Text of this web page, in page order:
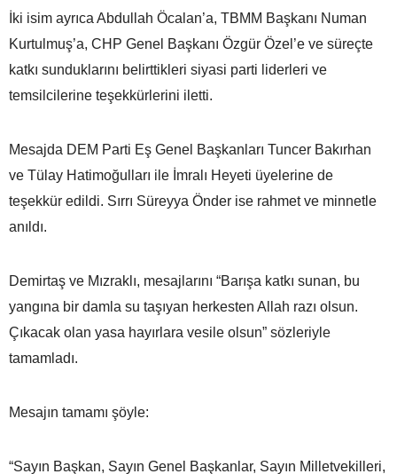
İki isim ayrıca Abdullah Öcalan’a, TBMM Başkanı Numan
Kurtulmuş’a, CHP Genel Başkanı Özgür Özel’e ve süreçte
katkı sunduklarını belirttikleri siyasi parti liderleri ve
temsilcilerine teşekkürlerini iletti.
Mesajda DEM Parti Eş Genel Başkanları Tuncer Bakırhan
ve Tülay Hatimoğulları ile İmralı Heyeti üyelerine de
teşekkür edildi. Sırrı Süreyya Önder ise rahmet ve minnetle
anıldı.
Demirtaş ve Mızraklı, mesajlarını “Barışa katkı sunan, bu
yangına bir damla su taşıyan herkesten Allah razı olsun.
Çıkacak olan yasa hayırlara vesile olsun” sözleriyle
tamamladı.
Mesajın tamamı şöyle:
“Sayın Başkan, Sayın Genel Başkanlar, Sayın Milletvekilleri,